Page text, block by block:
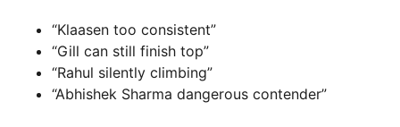
“Klaasen too consistent”
“Gill can still finish top”
“Rahul silently climbing”
“Abhishek Sharma dangerous contender”